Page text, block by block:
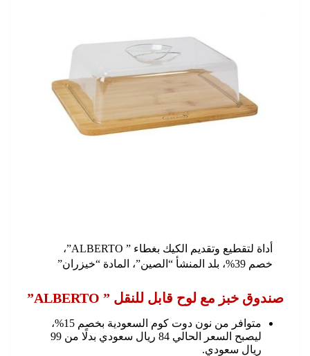
أداة لتقطيع وتقديم الكيك بغطاء ” ALBERTO”،
خصم 39%، بلد المنشأ “الصين”، المادة “خيزران”
صندوق خبز مع لوح قابل للنقل ” ALBERTO”
متوافر من نون دوت كوم السعودية بخصم 15%،
ليصبح السعر الحالي 84 ريال سعودي بدلًا من 99
ريال سعودي.